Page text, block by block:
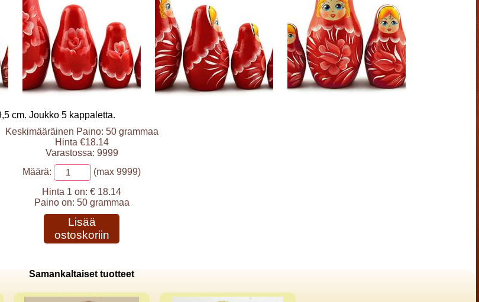
cm. Joukko 5 kappaletta.
Keskimääräinen Paino: 50 grammaa
Hinta €18.14
Varastossa: 9999
Määrä:
(max 9999)
Hinta 1 on: € 18.14
Paino on: 50 grammaa
Lisää
ostoskoriin
Samankaltaiset tuotteet